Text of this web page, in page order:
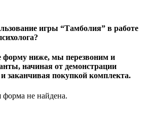
игры “Тамболия” в работе
форму ниже, мы перезвоним и
начиная от демонстрации
заканчивая покупкой комплекта.
форма не найдена.